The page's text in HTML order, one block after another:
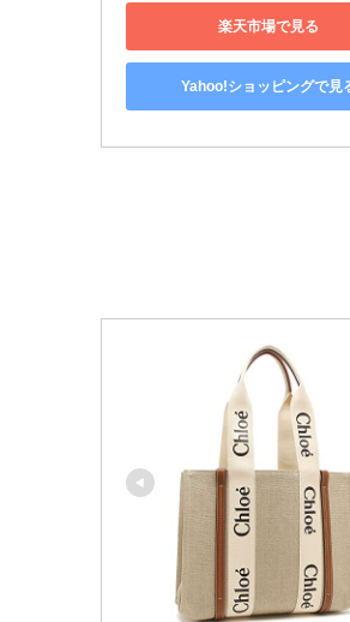
楽天市場で見る
Yahoo!ショッピングで見